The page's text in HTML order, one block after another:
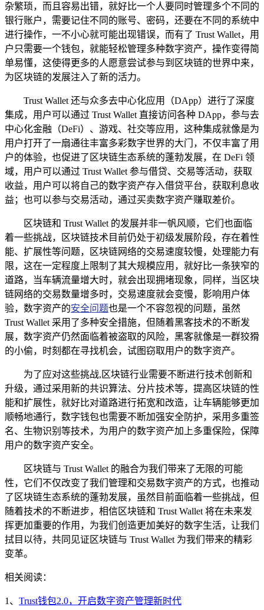
杂繁琐，而且容易出错，就好比一个人要同时管理多个不同的
银行账户，需要记住不同的账号、密码，还要在不同的系统中
进行操作，一不小心就可能出现错误，而有了 Trust Wallet，用
户只需要一个钱包，就能轻松管理多种数字资产，操作变得简
单易懂，这使得更多的人愿意尝试参与到区块链的世界中来，
为区块链的发展注入了新的活力。
Trust Wallet 还与众多去中心化应用（DApp）进行了深度
集成，用户可以通过 Trust Wallet 直接访问各种 DApp，参与去
中心化金融（DeFi）、游戏、社交等应用，这种集成就像是为
用户打开了一扇通往丰富多彩数字世界的大门，不仅丰富了用
户的体验，也促进了区块链生态系统的蓬勃发展，在 DeFi 领
域，用户可以通过 Trust Wallet 参与借贷、交易等活动，获取
收益，用户可以将自己的数字资产存入借贷平台，获取利息收
益；也可以参与交易活动，通过买卖数字资产赚取差价。
区块链和 Trust Wallet 的发展并非一帆风顺，它们也面临
着一些挑战，区块链技术目前仍处于初级发展阶段，存在着性
能、扩展性等问题，区块链网络的交易速度较慢，处理能力有
限，这在一定程度上限制了其大规模应用，就好比一条狭窄的
道路，当车辆流量增大时，就会出现拥堵现象，同样，当区块
链网络的交易数量增多时，交易速度就会变慢，影响用户体
验，数字资产的安全问题也是一个不容忽视的问题，虽然
Trust Wallet 采用了多种安全措施，但随着黑客技术的不断发
展，数字资产仍然面临着被盗取的风险，黑客就像是一群狡猾
的小偷，时刻都在寻找机会，试图窃取用户的数字资产。
为了应对这些挑战,区块链行业需要不断进行技术创新和
升级，通过采用新的共识算法、分片技术等，提高区块链的性
能和扩展性，就好比对道路进行拓宽和改造，让车辆能够更加
顺畅地通行，数字钱包也需要不断加强安全防护，采用多重签
名、生物识别等技术，为用户的数字资产加上多重保险，保障
用户的数字资产安全。
区块链与 Trust Wallet 的融合为我们带来了无限的可能
性，它们不仅改变了我们管理和交易数字资产的方式，也推动
了区块链生态系统的蓬勃发展，虽然目前面临着一些挑战，但
随着技术的不断进步，相信区块链和 Trust Wallet 将在未来发
挥更加重要的作用，为我们创造更加美好的数字生活，让我们
拭目以待，共同见证区块链与 Trust Wallet 为我们带来的精彩
变革。
相关阅读：
1、 Trust钱包2.0，开启数字资产管理新时代